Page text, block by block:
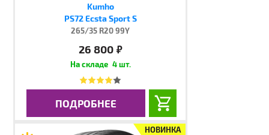
Kumho
PS72 Ecsta Sport S
265/35 R20 99Y
26 800 руб.
4 шт.
ПОДРОБНЕЕ
НОВИНКА